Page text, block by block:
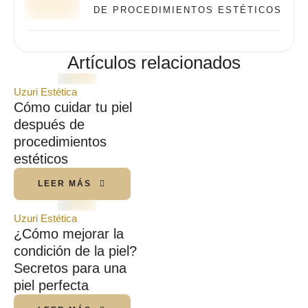
DE PROCEDIMIENTOS ESTÉTICOS
Artículos relacionados
Uzuri Estética
Cómo cuidar tu piel
después de
procedimientos
estéticos
LEER MÁS
Uzuri Estética
¿Cómo mejorar la
condición de la piel?
Secretos para una
piel perfecta